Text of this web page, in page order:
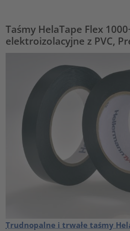
Taśmy HelaTape Flex
elektroizolacyjne z PVC,
Trudnopalne i trwałe taśmy